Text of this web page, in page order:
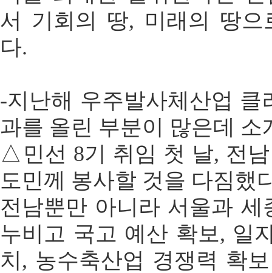
서 기회의 땅, 미래의 땅으
다.
-지난해 우주발사체산업 클
과를 올린 부분이 많은데 소
△민선 8기 취임 첫 날, 전
도민께 봉사할 것을 다짐했
전남뿐만 아니라 서울과 세
누비고 국고 예산 확보, 일
치, 농수축산업 경쟁력 확